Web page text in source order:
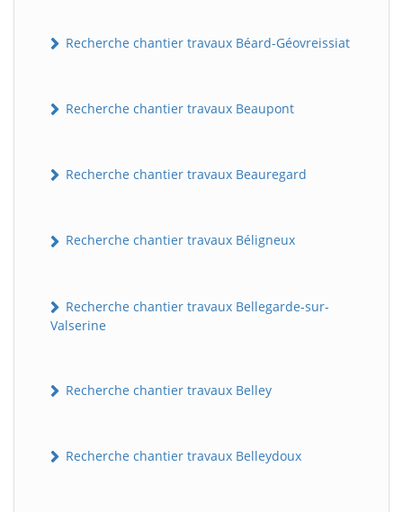
Recherche chantier travaux Béard-Géovreissiat
Recherche chantier travaux Beaupont
Recherche chantier travaux Beauregard
Recherche chantier travaux Béligneux
Recherche chantier travaux Bellegarde-sur-
Valserine
Recherche chantier travaux Belley
Recherche chantier travaux Belleydoux